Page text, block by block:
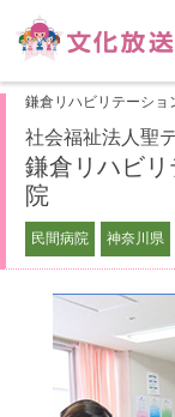
鎌倉リハビリテーショ
社会福祉法人聖
鎌倉リハビ
院
民間病院 神奈川県